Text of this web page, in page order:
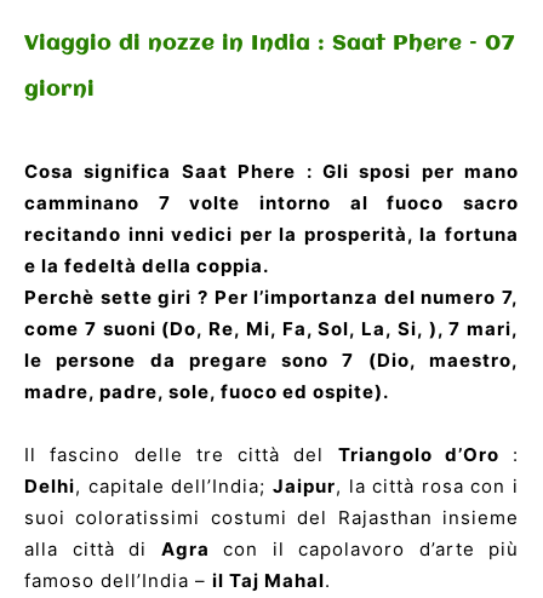
Viaggio di nozze in India : Saat Phere – 07
giorni
Cosa significa Saat Phere : Gli sposi per mano
camminano 7 volte intorno al fuoco sacro
recitando inni vedici per la prosperità, la fortuna
e la fedeltà della coppia.
Perchè sette giri ? Per l’importanza del numero 7,
come 7 suoni (Do, Re, Mi, Fa, Sol, La, Si, ), 7 mari,
le persone da pregare sono 7 (Dio, maestro,
madre, padre, sole, fuoco ed ospite).
Il fascino delle tre città del Triangolo d’Oro :
Delhi, capitale dell’India; Jaipur, la città rosa con i
suoi coloratissimi costumi del Rajasthan insieme
alla città di Agra con il capolavoro d’arte più
famoso dell’India – il Taj Mahal.